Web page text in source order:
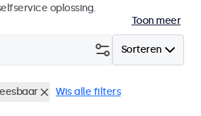
oplossing.
Toon meer
Sorteren
Wis alle filters